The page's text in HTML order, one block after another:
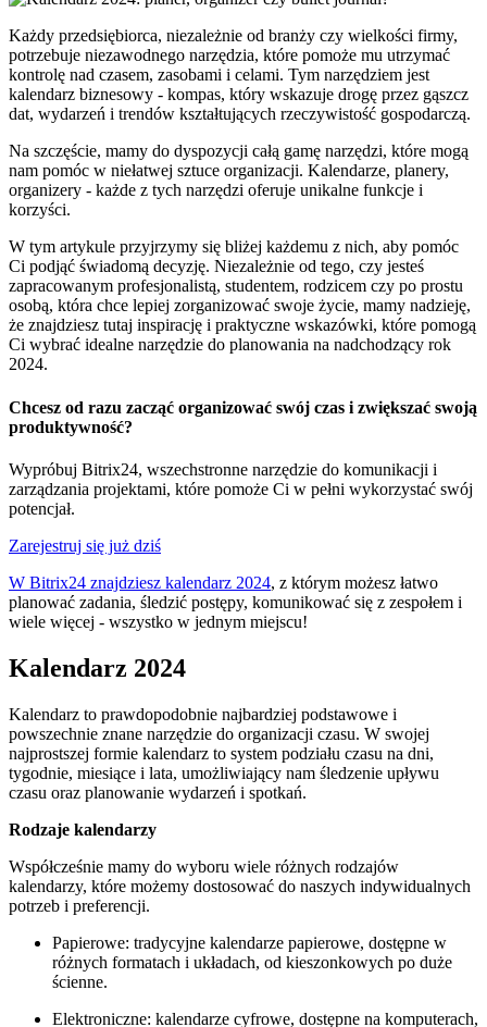
Każdy przedsiębiorca, niezależnie od branży czy wielkości firmy,
potrzebuje niezawodnego narzędzia, które pomoże mu utrzymać
kontrolę nad czasem, zasobami i celami. Tym narzędziem jest
kalendarz biznesowy - kompas, który wskazuje drogę przez gąszcz
dat, wydarzeń i trendów kształtujących rzeczywistość gospodarczą.
Na szczęście, mamy do dyspozycji całą gamę narzędzi, które mogą
nam pomóc w niełatwej sztuce organizacji. Kalendarze, planery,
organizery - każde z tych narzędzi oferuje unikalne funkcje i
korzyści.
W tym artykule przyjrzymy się bliżej każdemu z nich, aby pomóc
Ci podjąć świadomą decyzję. Niezależnie od tego, czy jesteś
zapracowanym profesjonalistą, studentem, rodzicem czy po prostu
osobą, która chce lepiej zorganizować swoje życie, mamy nadzieję,
że znajdziesz tutaj inspirację i praktyczne wskazówki, które pomogą
Ci wybrać idealne narzędzie do planowania na nadchodzący rok
2024.
Chcesz od razu zacząć organizować swój czas i zwiększać swoją
produktywność?
Wypróbuj Bitrix24, wszechstronne narzędzie do komunikacji i
zarządzania projektami, które pomoże Ci w pełni wykorzystać swój
potencjał.
Zarejestruj się już dziś
W Bitrix24 znajdziesz kalendarz 2024, z którym możesz łatwo
planować zadania, śledzić postępy, komunikować się z zespołem i
wiele więcej - wszystko w jednym miejscu!
Kalendarz 2024
Kalendarz to prawdopodobnie najbardziej podstawowe i
powszechnie znane narzędzie do organizacji czasu. W swojej
najprostszej formie kalendarz to system podziału czasu na dni,
tygodnie, miesiące i lata, umożliwiający nam śledzenie upływu
czasu oraz planowanie wydarzeń i spotkań.
Rodzaje kalendarzy
Współcześnie mamy do wyboru wiele różnych rodzajów
kalendarzy, które możemy dostosować do naszych indywidualnych
potrzeb i preferencji.
Papierowe: tradycyjne kalendarze papierowe, dostępne w
różnych formatach i układach, od kieszonkowych po duże
ścienne.
Elektroniczne: kalendarze cyfrowe, dostępne na komputerach,